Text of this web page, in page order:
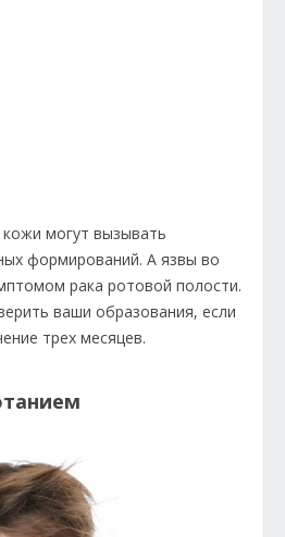
могут вызывать
формирований. А язвы во
рака ротовой полости.
ваши образования, если
трех месяцев.